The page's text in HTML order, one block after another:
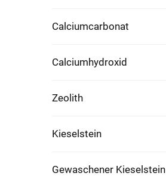
Calciumcarbonat
Calciumhydroxid
Zeolith
Kieselstein
Gewaschener Kieselstein